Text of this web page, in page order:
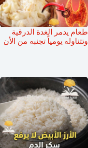
طعام يدمر الغدة الدرقية
وتتناوله يومياً تجنبه من الأن